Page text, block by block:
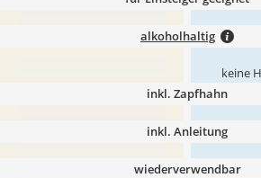
alkoholhaltig
keine
inkl. Zapfhahn
inkl. Anleitung
wiederverwendbar